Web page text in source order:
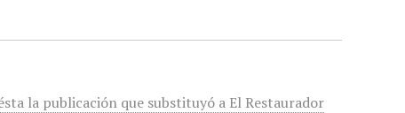
la publicación que substituyó a El Restaurador